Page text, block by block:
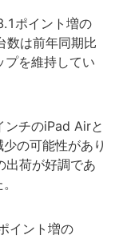
ポイント増の
数は前年同期比
を維持してい
チのiPad Airと
の可能性があり
出荷が好調であ
イント増の